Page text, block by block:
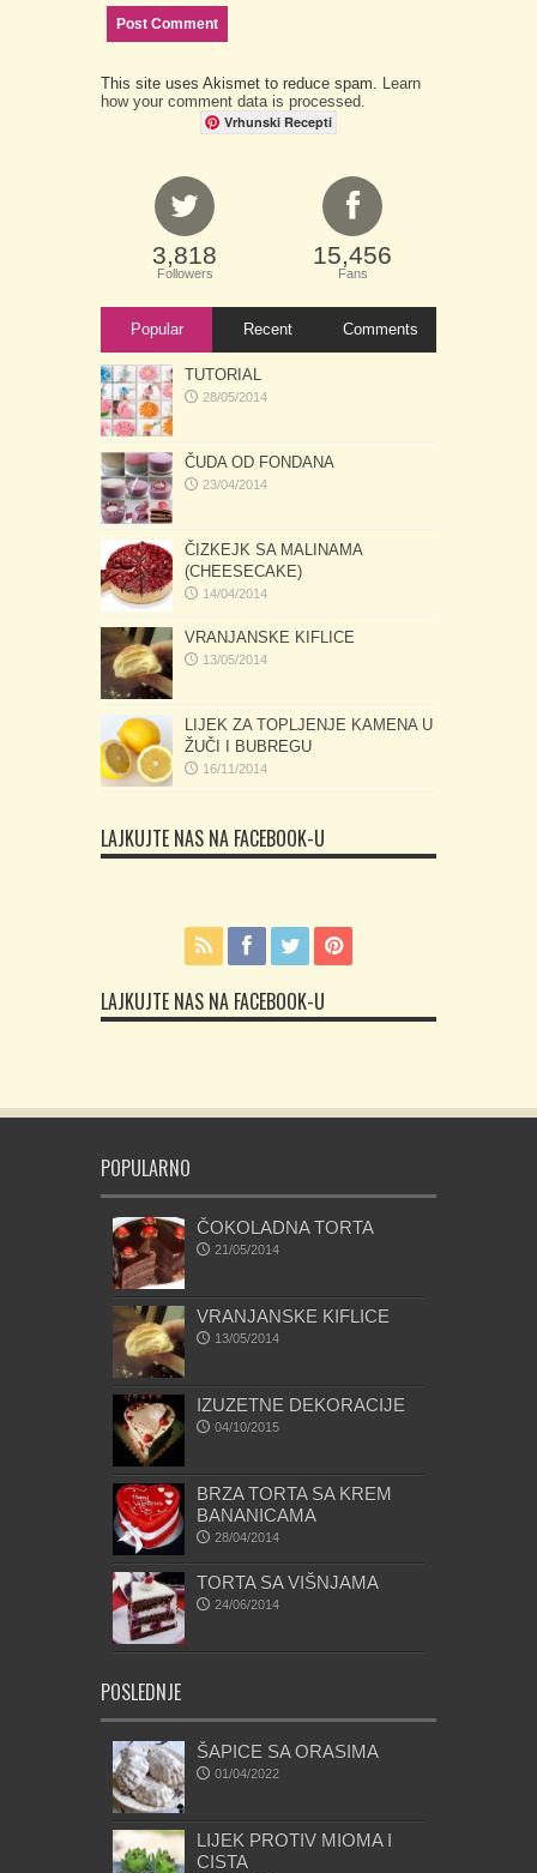
This site uses Akismet to reduce spam. Learn
how your comment data is processed.
Vrhunski Recepti
3,818
Followers
15,456
Fans
Popular Recent Comments
TUTORIAL
28/05/2014
ČUDA OD FONDANA
23/04/2014
ČIZKEJK SA MALINAMA
(CHEESECAKE)
14/04/2014
VRANJANSKE KIFLICE
13/05/2014
LIJEK ZA TOPLJENJE KAMENA U
ŽUČI I BUBREGU
16/11/2014
LAJKUJTE NAS NA FACEBOOK-U
LAJKUJTE NAS NA FACEBOOK-U
POPULARNO
ČOKOLADNA TORTA
21/05/2014
VRANJANSKE KIFLICE
13/05/2014
IZUZETNE DEKORACIJE
04/10/2015
BRZA TORTA SA KREM
BANANICAMA
28/04/2014
TORTA SA VIŠNJAMA
24/06/2014
POSLEDNJE
ŠAPICE SA ORASIMA
01/04/2022
LIJEK PROTIV MIOMA I
CISTA